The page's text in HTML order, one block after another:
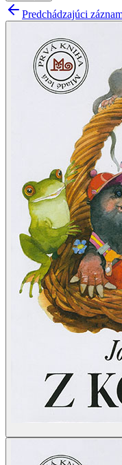
Predchádzajúci